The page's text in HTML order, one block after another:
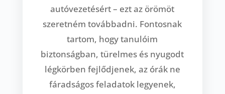
autóvezetésért – ezt az örömöt
szeretném továbbadni. Fontosnak
tartom, hogy tanulóim
biztonságban, türelmes és nyugodt
légkörben fejlődjenek, az órák ne
fáradságos feladatok legyenek,